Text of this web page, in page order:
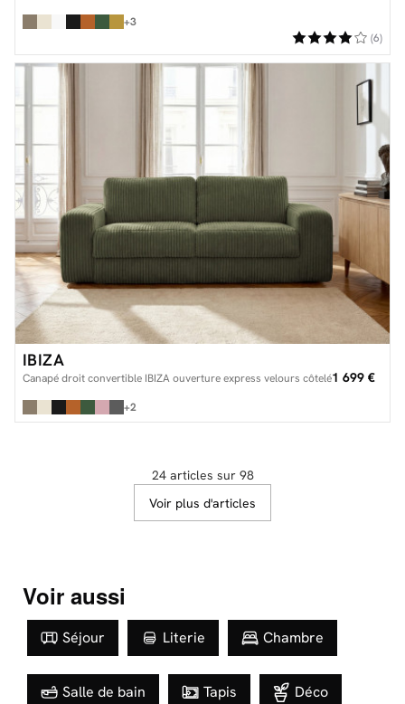
+3
(6)
IBIZA
Canapé droit convertible IBIZA ouverture express velours côtelé1 699 €
+2
24 articles sur 98
Voir plus d'articles
Voir aussi
Séjour Literie Chambre
Salle de bain Tapis Déco